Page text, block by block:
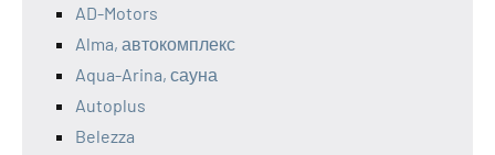
AD-Motors
Alma, автокомплекс
Aqua-Arina, сауна
Autoplus
Belezza